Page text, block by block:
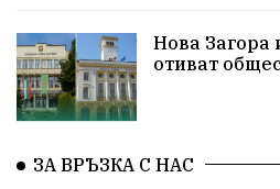
Дарение Общност
Деца Археология
Космос ВоднаКриза
Нова Загора
отиват
ЗА ВРЪЗКА С НАС